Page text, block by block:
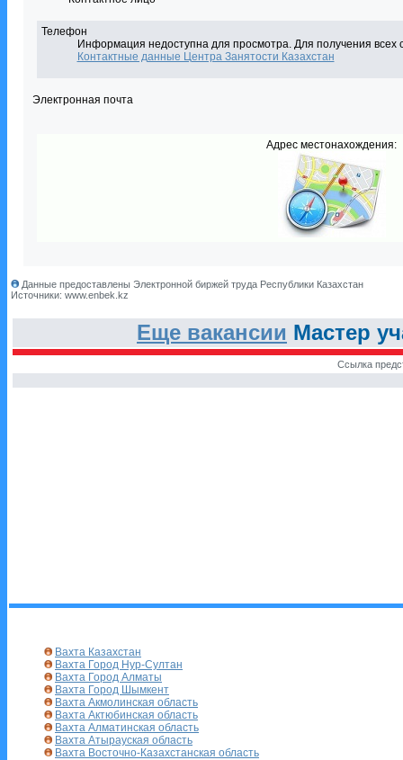
Телефон
Информация недоступна для просмотра. Для получения
Контактные данные Центра Занятости Казахстан
Электронная почта
Адрес местонахождения:
Данные предоставлены Электронной биржей труда Республики Казахстан
Источники: www.enbek.kz
Еще вакансии Мастер
Ссылка
Вахта Казахстан
Вахта Город Нур-Султан
Вахта Город Алматы
Вахта Город Шымкент
Вахта Акмолинская область
Вахта Актюбинская область
Вахта Алматинская область
Вахта Атырауская область
Вахта Восточно-Казахстанская область